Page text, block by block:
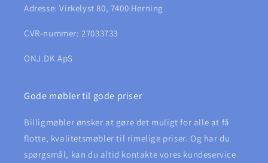
Adresse: Virkelyst 80, 7400 Herning
CVR-nummer: 27033733
ONJ.DK ApS
Gode møbler til gode priser
Billigmøbler ønsker at gøre det muligt for alle at få
flotte, kvalitetsmøbler til rimelige priser. Og har du
spørgsmål, kan du altid kontakte vores kundeservice